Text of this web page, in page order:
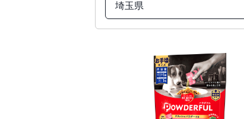
埼玉県